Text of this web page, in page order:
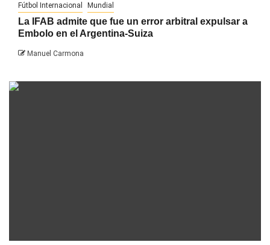
Fútbol Internacional Mundial
La IFAB admite que fue un error arbitral expulsar a
Embolo en el Argentina-Suiza
Manuel Carmona